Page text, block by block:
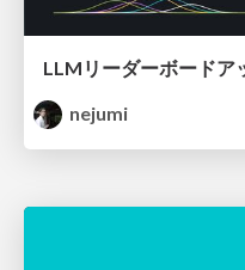
nejumi